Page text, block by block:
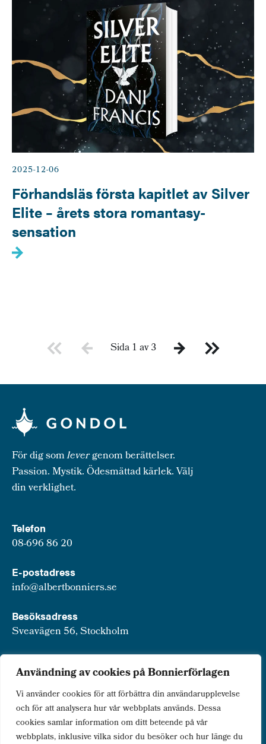
Användning av cookies på Bonnierförlagen
Vi använder cookies för att förbättra din användarupplevelse
och för att analysera hur vår webbplats används. Dessa
cookies samlar information om ditt beteende på vår
webbplats, inklusive vilka sidor du besöker och hur länge du
2025-12-06
Förhandsläs första kapitlet av Silver
Elite – årets stora romantasy-
sensation
Sida 1 av 3
För dig somlevergenom berättelser.
Passion. Mystik. Ödesmättad kärlek. Välj
din verklighet.
Telefon
08-696 86 20
E-postadress
info@albertbonniers.se
Besöksadress
Sveavägen 56, Stockholm
Box 3159, 103 63 Stockholm
Om Bonnierförlagen